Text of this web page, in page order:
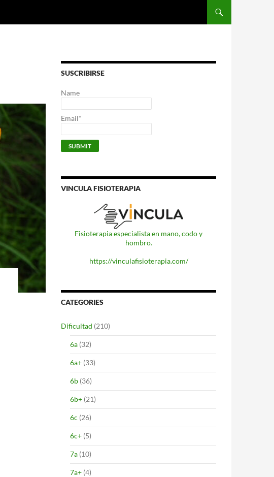
SUSCRIBIRSE
Name
Email*
VINCULA FISIOTERAPIA
Fisioterapia especialista en mano, codo y
hombro.
https://vinculafisioterapia.com/
CATEGORIES
Dificultad (210)
6a (32)
6a+ (33)
6b (36)
6b+ (21)
6c (26)
6c+ (5)
7a (10)
7a+ (4)